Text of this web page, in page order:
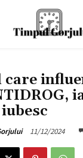
11/12/2024